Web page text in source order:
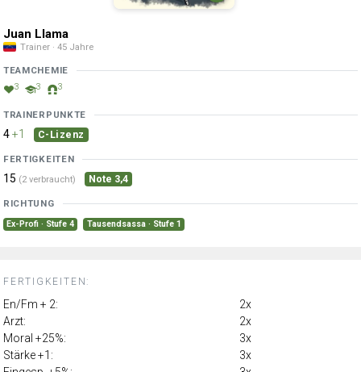
Juan Llama
Trainer · 45 Jahre
TEAMCHEMIE
3 3 3
TRAINERPUNKTE
4+1 C-Lizenz
FERTIGKEITEN
15 (2 verbraucht) Note 3,4
RICHTUNG
Ex-Profi · Stufe 4 Tausendsassa · Stufe 1
FERTIGKEITEN:
En/Fm + 2:
2x
Arzt:
2x
Moral +25%:
3x
Stärke +1:
3x